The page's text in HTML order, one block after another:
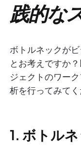
践的な
ボトルネックが
とお考えですか
ジェクトのワー
析を行ってみて
1. ボトル